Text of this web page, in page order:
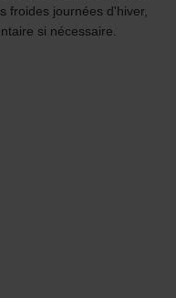
froides journées d'hiver,
si nécessaire.